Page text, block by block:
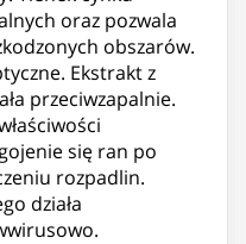
oraz pozwala
obszarów.
Ekstrakt z
przeciwzapalnie.
się ran po
rozpadlin.
działa